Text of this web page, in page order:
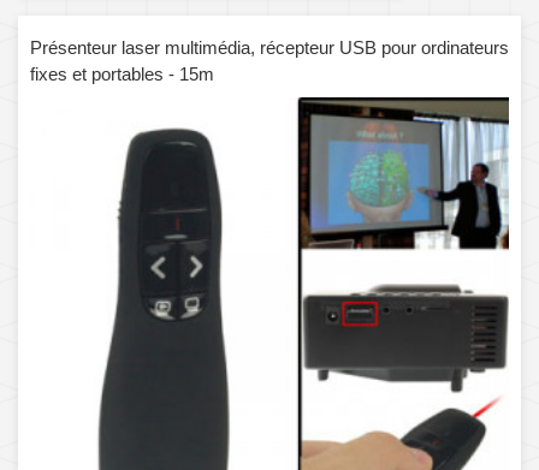
Présenteur laser multimédia, récepteur USB pour ordinateurs
fixes et portables - 15m